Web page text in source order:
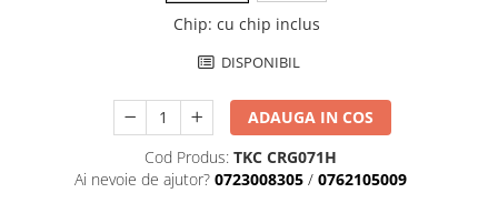
Chip: cu chip inclus
DISPONIBIL
ADAUGA IN COS
Cod Produs: TKC CRG071H
Ai nevoie de ajutor? 0723008305 / 0762105009